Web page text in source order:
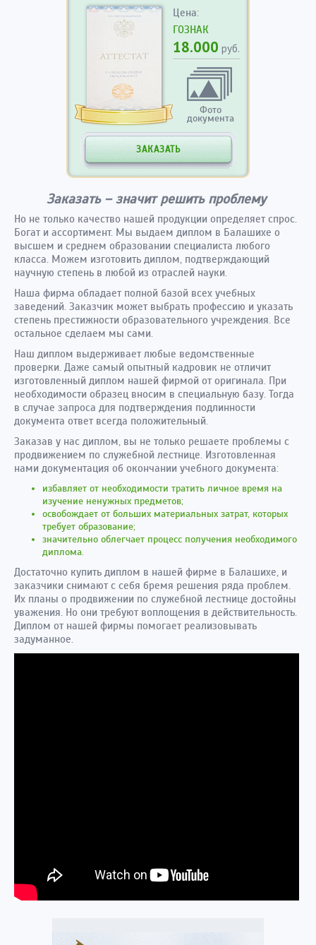
Цена:
ГОЗНАК
18.000 руб.
Фото
документа
ЗАКАЗАТЬ
Заказать – значит решить проблему
Но не только качество нашей продукции определяет спрос.
Богат и ассортимент. Мы выдаем диплом в Балашихе о
высшем и среднем образовании специалиста любого
класса. Можем изготовить диплом, подтверждающий
научную степень в любой из отраслей науки.
Наша фирма обладает полной базой всех учебных
заведений. Заказчик может выбрать профессию и указать
степень престижности образовательного учреждения. Все
остальное сделаем мы сами.
Наш диплом выдерживает любые ведомственные
проверки. Даже самый опытный кадровик не отличит
изготовленный диплом нашей фирмой от оригинала. При
необходимости образец вносим в специальную базу. Тогда
в случае запроса для подтверждения подлинности
документа ответ всегда положительный.
Заказав у нас диплом, вы не только решаете проблемы с
продвижением по служебной лестнице. Изготовленная
нами документация об окончании учебного документа:
избавляет от необходимости тратить личное время на
изучение ненужных предметов;
освобождает от больших материальных затрат, которых
требует образование;
значительно облегчает процесс получения необходимого
диплома.
Достаточно купить диплом в нашей фирме в Балашихе, и
заказчики снимают с себя бремя решения ряда проблем.
Их планы о продвижении по служебной лестнице достойны
уважения. Но они требуют воплощения в действительность.
Диплом от нашей фирмы помогает реализовывать
задуманное.